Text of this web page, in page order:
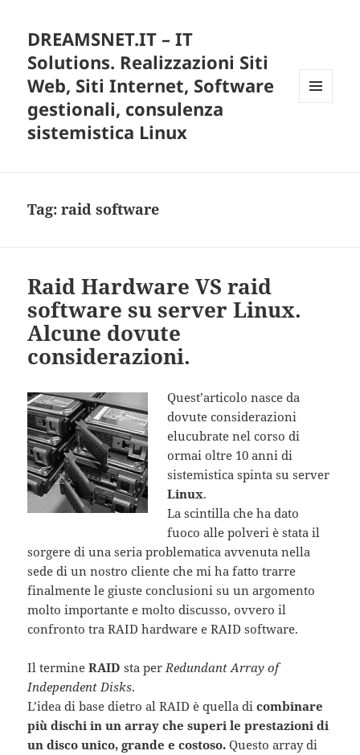
DREAMSNET.IT – IT
Solutions. Realizzazioni Siti
Web, Siti Internet, Software
gestionali, consulenza
sistemistica Linux
Tag:raid software
Raid Hardware VS raid
software su server Linux.
Alcune dovute
considerazioni.
Quest’articolo nasce da
dovute considerazioni
elucubrate nel corso di
ormai oltre 10 anni di
sistemistica spinta su server
Linux.
La scintilla che ha dato
fuoco alle polveri è stata il
sorgere di una seria problematica avvenuta nella
sede di un nostro cliente che mi ha fatto trarre
finalmente le giuste conclusioni su un argomento
molto importante e molto discusso, ovvero il
confronto tra RAID hardware e RAID software.
Il termineRAID sta perRedundant Array of
Independent Disks.
L’idea di base dietro al RAID è quella dicombinare
più dischi in un array che superi le prestazioni di
un disco unico, grande e costoso. Questo array di